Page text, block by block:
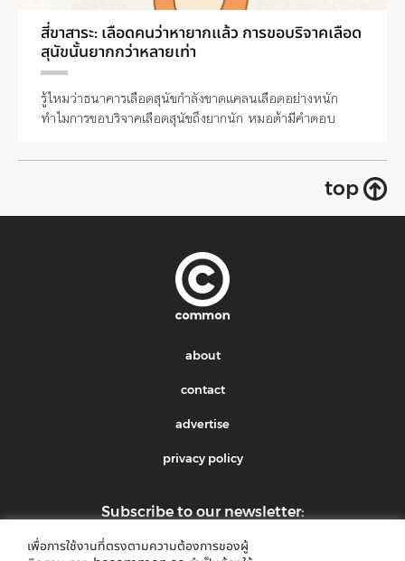
สี่ขาสาระ: เลือดคนว่าหายากแล้ว การขอบริจาคเลือด
สุนัขนั้นยากกว่าหลายเท่า
รู้ไหมว่าธนาคารเลือดสุนัขกำลังขาดแคลนเลือดอย่างหนัก
ทำไมการขอบริจาคเลือดสุนัขถึงยากนัก หมอต้ามีคำตอบ
top
about
contact
advertise
privacy policy
Subscribe to our newsletter:
เพื่อการใช้งานที่ตรงตามความต้องการของผู้